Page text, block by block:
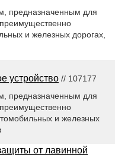
предназначенным для
и железных дорогах,
устройство // 107177
предназначенным для
и железных
от лавинной